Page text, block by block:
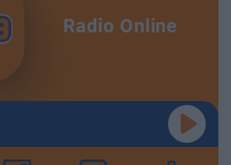
Radio Online